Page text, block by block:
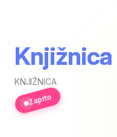
KNJIŽNICA
Zaprto